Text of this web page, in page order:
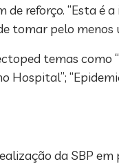
reforço. “Esta é
tomar pelo menos
temas como
Hospital”;
da SBP